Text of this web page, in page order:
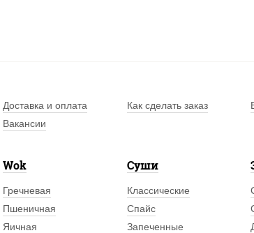
Доставка и оплата Как сделать заказ
Вакансии
Wok
Гречневая
Пшеничная
Яичная
Суши
Классические
Спайс
Запеченные